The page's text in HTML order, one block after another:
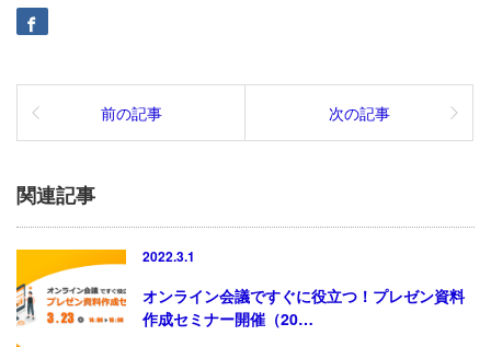
前の記事 次の記事
関連記事
2022.3.1
オンライン会議ですぐに役立つ！プレゼン資料
作成セミナー開催（20…